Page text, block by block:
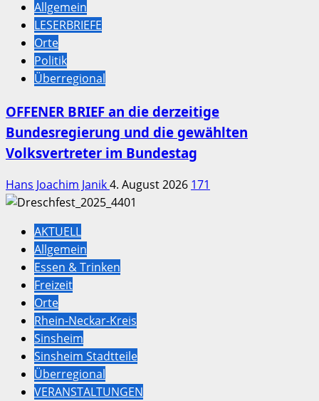
Allgemein
LESERBRIEFE
Orte
Politik
Überregional
OFFENER BRIEF an die derzeitige
Bundesregierung und die gewählten
Volksvertreter im Bundestag
Hans Joachim Janik4. August 2026 171
AKTUELL
Allgemein
Essen & Trinken
Freizeit
Orte
Rhein-Neckar-Kreis
Sinsheim
Sinsheim Stadtteile
Überregional
VERANSTALTUNGEN